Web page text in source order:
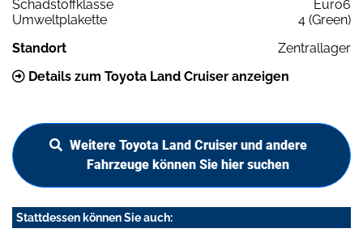
Schadstoffklasse
Euro6
Umweltplakette
4 (Green)
Standort
Zentrallager
Details zum Toyota Land Cruiser anzeigen
Weitere Toyota Land Cruiser und andere
Fahrzeuge können Sie hier suchen
Stattdessen können Sie auch: